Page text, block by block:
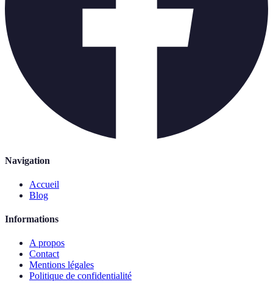
Navigation
Accueil
Blog
Informations
A propos
Contact
Mentions légales
Politique de confidentialité